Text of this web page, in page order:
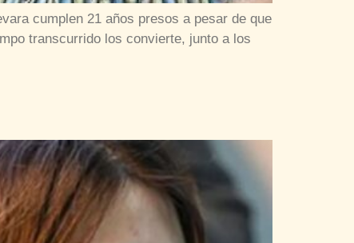
cumplen 21 años presos a pesar de que
transcurrido los convierte, junto a los